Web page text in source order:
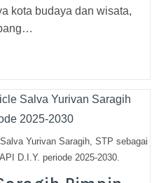
kota budaya dan wisata,
Yurivan Saragih, STP sebagai
D.I.Y. periode 2025-2030.